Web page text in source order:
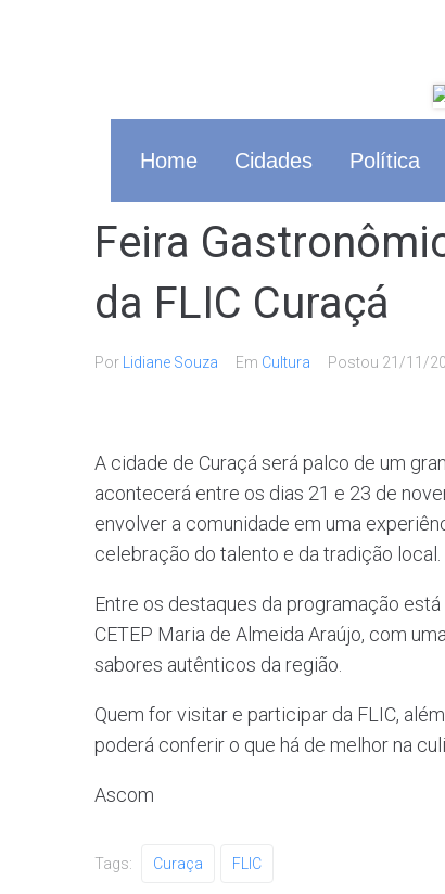
Home Cidades Política
Feira
da FLIC Curaçá
Por Lidiane Souza Em Cultura Postou 21/11/
A cidade de Curaçá será palco de um
acontecerá entre os dias 21 e 23 de
envolver a comunidade em uma
celebração do talento e da tradição local.
Entre os destaques da programação
CETEP Maria de Almeida Araújo, com
sabores autênticos da região.
Quem for visitar e participar da FLIC,
poderá conferir o que há de melhor na
Ascom
Tags: Curaça FLIC